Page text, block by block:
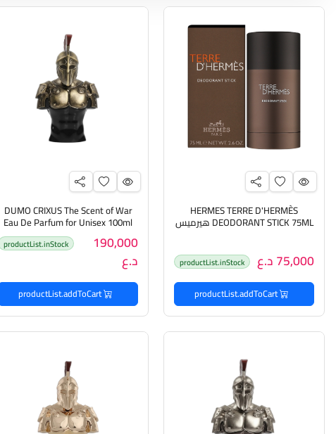
HERMES TERRE D'HERMÈS
DEODORANT STICK 75ML هيرميس
75,000 د.ع productList.inStock
productList.addToCart
DUMO CRIXUS The Scent of War
Eau De Parfum for Unisex 100ml
دومو عطر للرجال والنساء190,000
د.ع
productList.inStock
productList.addToCart